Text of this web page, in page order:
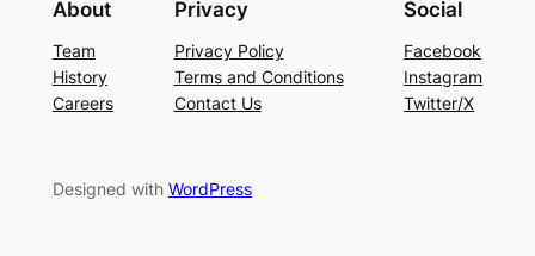
About
Team
History
Careers
Privacy
Privacy Policy
Terms and Conditions
Contact Us
Social
Facebook
Instagram
Twitter/X
Designed with WordPress